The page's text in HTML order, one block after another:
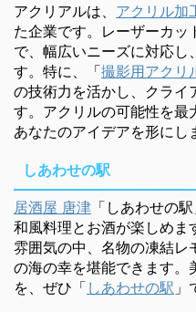
アクリアルは、 アクリル加
た企業です。レーザーカッ
で、幅広いニーズに対応し
す。特に、「撮影用アクリ
の技術力を活かし、クライ
す。アクリルの可能性を最
あなたのアイデアを形にし
しあわせの駅
居酒屋 唐津 「しあわせの
和風料理とお酒が楽しめま
雰囲気の中、名物の凍結レ
の海の幸を堪能できます。
を、ぜひ「 しあわせの駅 」